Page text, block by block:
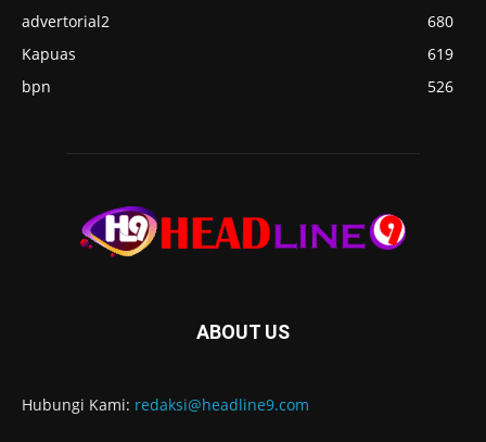
advertorial2
680
Kapuas
619
bpn
526
ABOUT US
Hubungi Kami: redaksi@headline9.com